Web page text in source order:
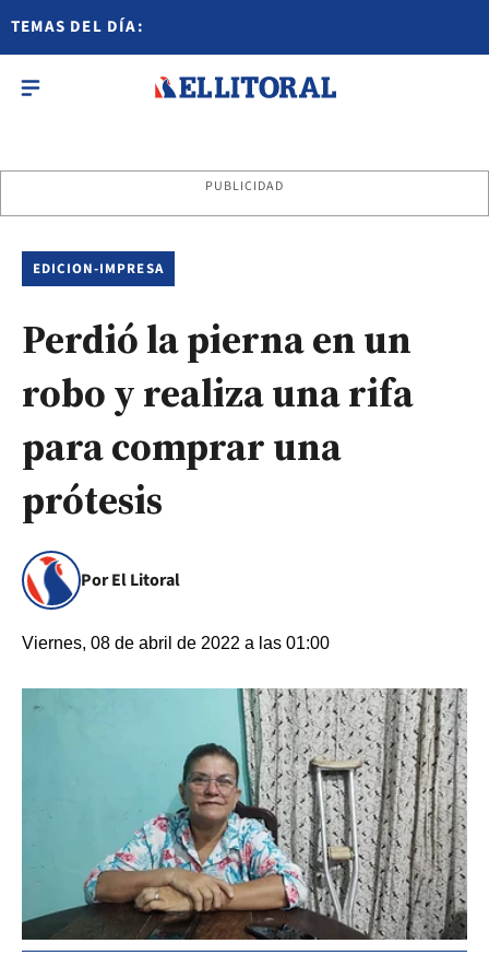
TEMAS DEL DÍA:
PUBLICIDAD
EDICION-IMPRESA
Perdió la pierna en un
robo y realiza una rifa
para comprar una
prótesis
Por El Litoral
Viernes, 08 de abril de 2022 a las 01:00